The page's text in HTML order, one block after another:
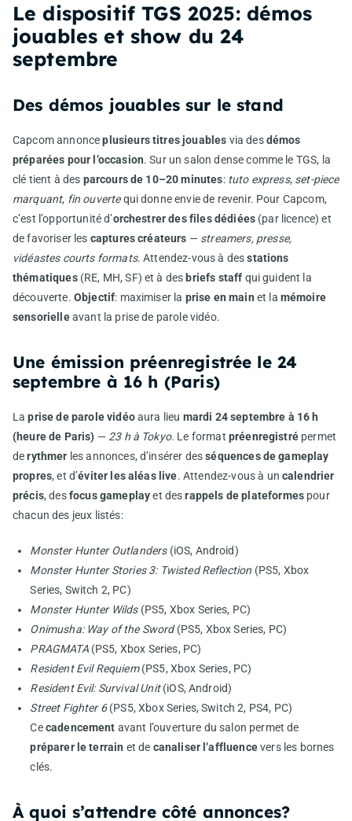
Le dispositif TGS 2025: démos
jouables et show du 24
septembre
Des démos jouables sur le stand
Capcom annonceplusieurs titres jouables via desdémos
préparées pour l’occasion. Sur un salon dense comme le TGS, la
clé tient à des parcours de 10–20 minutes: tuto express, set-piece
marquant, fin ouvertequi donne envie de revenir. Pour Capcom,
c’est l’opportunité d’orchestrer des files dédiées (par licence) et
de favoriser les captures créateurs — streamers, presse,
vidéastes courts formats. Attendez-vous à desstations
thématiques(RE, MH, SF) et à des briefs staff qui guident la
découverte. Objectif: maximiser la prise en main et la mémoire
sensorielleavant la prise de parole vidéo.
Une émission préenregistrée le 24
septembre à 16 h (Paris)
Laprise de parole vidéoaura lieu mardi 24 septembre à 16 h
(heure de Paris) — 23 h à Tokyo. Le format préenregistrépermet
derythmer les annonces, d’insérer desséquences de gameplay
propres, et d’éviter les aléas live. Attendez-vous à un calendrier
précis, desfocus gameplayet desrappels de plateformes pour
chacun des jeux listés:
Monster Hunter Outlanders(iOS, Android)
Monster Hunter Stories 3: Twisted Reflection (PS5, Xbox
Series, Switch 2, PC)
Monster Hunter Wilds(PS5, Xbox Series, PC)
Onimusha: Way of the Sword(PS5, Xbox Series, PC)
PRAGMATA(PS5, Xbox Series, PC)
Resident Evil Requiem(PS5, Xbox Series, PC)
Resident Evil: Survival Unit(iOS, Android)
Street Fighter 6(PS5, Xbox Series, Switch 2, PS4, PC)
Cecadencement avant l’ouverture du salon permet de
préparer le terrain et de canaliser l’affluencevers les bornes
clés.
À quoi s’attendre côté annonces?